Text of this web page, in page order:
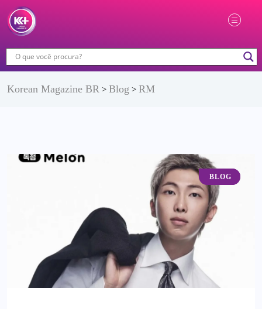
Korean Magazine BR > Blog > RM
K-POP
BLOG